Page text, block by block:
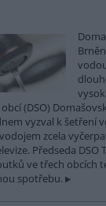
(DSO)
vyzval k šetření
zcela
Předseda DSO
ve třech obcích
spotřebu.